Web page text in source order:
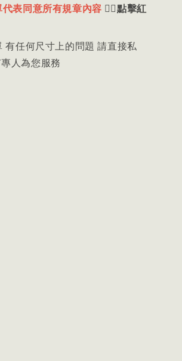
表同意所有規章內容 👈🏻點擊紅
有任何尺寸上的問題 請直接私
人為您服務